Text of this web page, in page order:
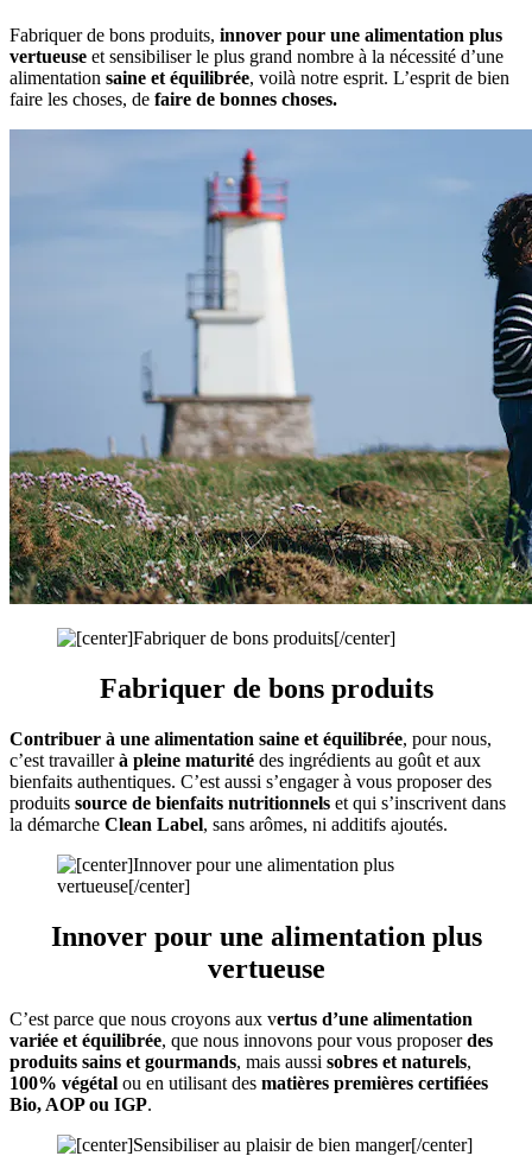
Fabriquer de bons produits, innover pour une alimentation plus
vertueuse et sensibiliser le plus grand nombre à la nécessité d’une
alimentation saine et équilibrée, voilà notre esprit. L’esprit de bien
faire les choses, de faire de bonnes choses.
Fabriquer de bons produits
Contribuer à une alimentation saine et équilibrée, pour nous,
c’est travaillerà pleine maturité des ingrédients au goût et aux
bienfaits authentiques. C’est aussi s’engager à vous proposer des
produits source de bienfaits nutritionnels et qui s’inscrivent dans
la démarche Clean Label, sans arômes, ni additifs ajoutés.
Innover pour une alimentation plus
vertueuse
C’est parce que nous croyons aux vertus d’une alimentation
variée et équilibrée, que nous innovons pour vous proposerdes
produits sains et gourmands, mais aussi sobres et naturels,
100% végétal ou en utilisant des matières premières certifiées
Bio, AOP ou IGP.